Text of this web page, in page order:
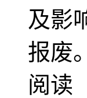
及影
报废。
阅读